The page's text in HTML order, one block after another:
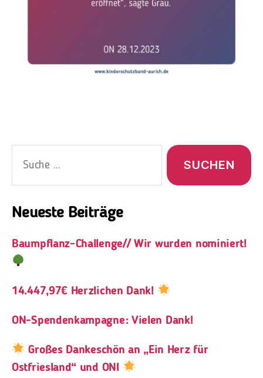
Neueste Beiträge
Baumpflanz-Challenge// Wir wurden nominiert!
14.447,97€ Herzlichen Dank!
ON-Spendenkampagne: Vielen Dank!
Großes Dankeschön an „Ein Herz für
Ostfriesland“ und ONI